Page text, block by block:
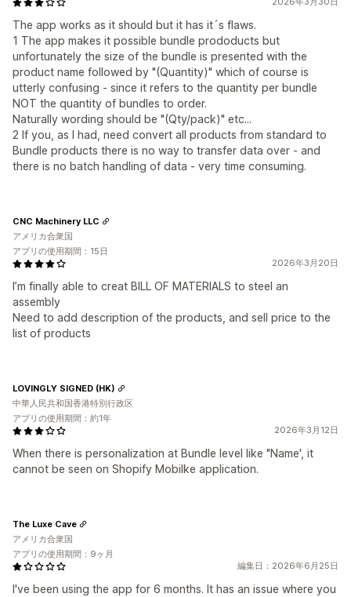
The app works as it should but it has it´s flaws.
1 The app makes it possible bundle prododucts but
unfortunately the size of the bundle is presented with the
product name followed by "(Quantity)" which of course is
utterly confusing - since it refers to the quantity per bundle
NOT the quantity of bundles to order.
Naturally wording should be "(Qty/pack)" etc...
2 If you, as I had, need convert all products from standard to
Bundle products there is no way to transfer data over - and
there is no batch handling of data - very time consuming.
2026年3月20日
I’m finally able to creat BILL OF MATERIALS to steel an
assembly
Need to add description of the products, and sell price to the
list of products
CNC Machinery LLC
アメリカ合衆国
アプリの使用期間：15日
2026年3月12日
When there is personalization at Bundle level like "Name', it
cannot be seen on Shopify Mobilke application.
LOVINGLY SIGNED (HK)
中華人民共和国香港特別行政区
アプリの使用期間：約1年
編集日：2026年6月25日
I've been using the app for 6 months. It has an issue where you
The Luxe Cave
アメリカ合衆国
アプリの使用期間：9ヶ月